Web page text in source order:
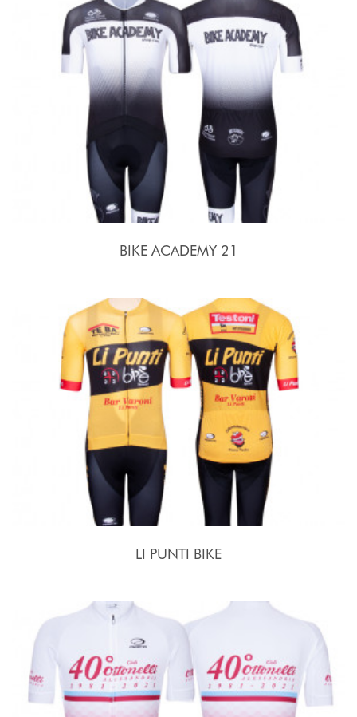
BIKE ACADEMY 21
LI PUNTI BIKE